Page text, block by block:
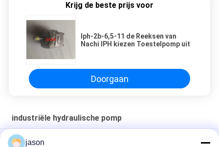
Krijg de beste prijs voor
Iph-2b-6,5-11 de Reeksen van
Nachi IPH kiezen Toestelpomp uit
Doorgaan
industriële hydraulische pomp
Hoofd de Oliepomp van Kawasaki k3v112dtp1k9r-yt0k-HV
jason